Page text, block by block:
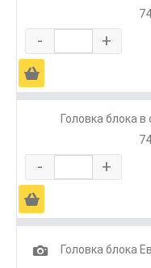
- +
Ä
Головка блока
- +
Ä
1
Головка блока